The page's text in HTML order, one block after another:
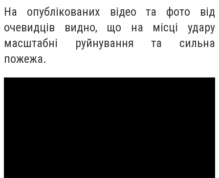
На опублікованих відео та фото від
очевидців видно, що на місці удару
масштабні руйнування та сильна
пожежа.